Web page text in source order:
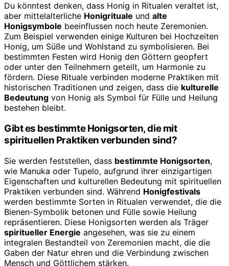
Du könntest denken, dass Honig in Ritualen veraltet ist,
aber mittelalterliche Honigrituale und alte
Honigsymbole beeinflussen noch heute Zeremonien.
Zum Beispiel verwenden einige Kulturen bei Hochzeiten
Honig, um Süße und Wohlstand zu symbolisieren. Bei
bestimmten Festen wird Honig den Göttern geopfert
oder unter den Teilnehmern geteilt, um Harmonie zu
fördern. Diese Rituale verbinden moderne Praktiken mit
historischen Traditionen und zeigen, dass die kulturelle
Bedeutung von Honig als Symbol für Fülle und Heilung
bestehen bleibt.
Gibt es bestimmte Honigsorten, die mit
spirituellen Praktiken verbunden sind?
Sie werden feststellen, dass bestimmte Honigsorten,
wie Manuka oder Tupelo, aufgrund ihrer einzigartigen
Eigenschaften und kulturellen Bedeutung mit spirituellen
Praktiken verbunden sind. Während Honigfestivals
werden bestimmte Sorten in Ritualen verwendet, die die
Bienen-Symbolik betonen und Fülle sowie Heilung
repräsentieren. Diese Honigsorten werden als Träger
spiritueller Energie angesehen, was sie zu einem
integralen Bestandteil von Zeremonien macht, die die
Gaben der Natur ehren und die Verbindung zwischen
Mensch und Göttlichem stärken.